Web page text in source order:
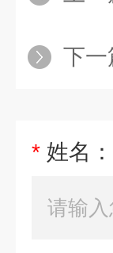
下一
* 姓名：